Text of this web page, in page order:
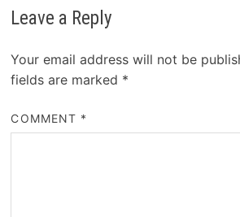
Leave a Reply
Your email address will not be
fields are marked *
COMMENT *